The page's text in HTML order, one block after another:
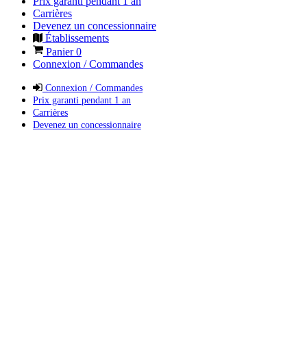
Carrières
Devenez un concessionnaire
Établissements
Panier0
Connexion / Commandes
Connexion / Commandes
Prix garanti pendant 1 an
Carrières
Devenez un concessionnaire